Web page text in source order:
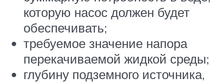
которую насос должен будет
обеспечивать;
требуемое значение напора
перекачиваемой жидкой среды;
глубину подземного источника,